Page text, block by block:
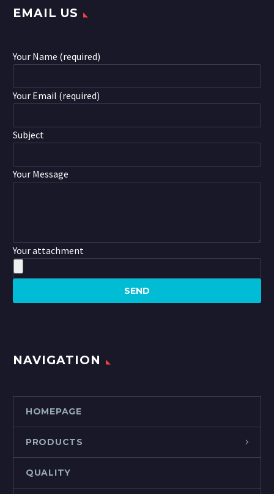
EMAIL US
Your Name (required)
Your Email (required)
Subject
Your Message
Your attachment
NAVIGATION
HOMEPAGE
PRODUCTS
QUALITY